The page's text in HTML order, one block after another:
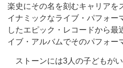
楽史にその名を刻むキャリアを
イナミックなライブ・パフォー
したエピック・レコードから最
イブ・アルバムでそのパフォー
ストーンには3人の子どもが